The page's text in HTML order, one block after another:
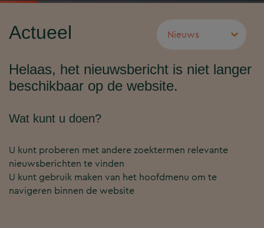
Actueel
Helaas, het nieuwsbericht is niet langer
beschikbaar op de website.
Wat kunt u doen?
U kunt proberen met andere zoektermen relevante
nieuwsberichten te vinden
U kunt gebruik maken van het hoofdmenu om te
navigeren binnen de website